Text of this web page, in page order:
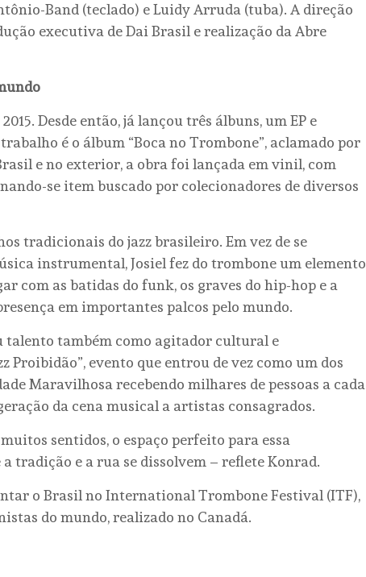
Band (teclado) e Luidy Arruda (tuba). A direção
executiva de Dai Brasil e realização da Abre
Desde então, já lançou três álbuns, um EP e
é o álbum “Boca no Trombone”, aclamado por
e no exterior, a obra foi lançada em vinil, com
se item buscado por colecionadores de diversos
tradicionais do jazz brasileiro. Em vez de se
instrumental, Josiel fez do trombone um elemento
com as batidas do funk, os graves do hip-hop e a
em importantes palcos pelo mundo.
talento também como agitador cultural e
Proibidão”, evento que entrou de vez como um dos
Maravilhosa recebendo milhares de pessoas a cada
da cena musical a artistas consagrados.
sentidos, o espaço perfeito para essa
tradição e a rua se dissolvem – reflete Konrad.
o Brasil no International Trombone Festival (ITF),
do mundo, realizado no Canadá.